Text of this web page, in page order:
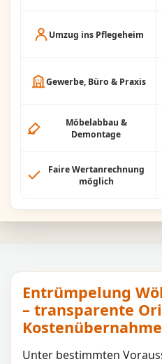
Umzug ins Pflegeheim
Gewerbe, Büro & Praxis
Möbelabbau &
Demontage
Faire Wertanrechnung
möglich
Entrümpelung
– transparente
Kostenübernahme
Unter bestimmten